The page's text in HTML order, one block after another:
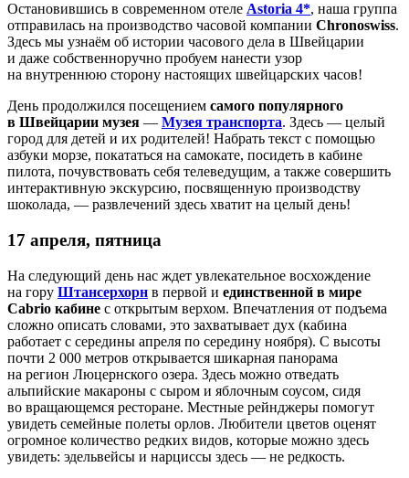
Остановившись в современном отеле Astoria 4*, наша группа
отправилась на производство часовой компании Chronoswiss.
Здесь мы узнаём об истории часового дела в Швейцарии
и даже собственноручно пробуем нанести узор
на внутреннюю сторону настоящих швейцарских часов!
День продолжился посещением самого популярного
в Швейцарии музея — Музея транспорта. Здесь — целый
город для детей и их родителей! Набрать текст с помощью
азбуки морзе, покататься на самокате, посидеть в кабине
пилота, почувствовать себя телеведущим, а также совершить
интерактивную экскурсию, посвященную производству
шоколада, — развлечений здесь хватит на целый день!
17 апреля, пятница
На следующий день нас ждет увлекательное восхождение
на гору Штансерхорн в первой и единственной в мире
Cabrio кабине с открытым верхом. Впечатления от подъема
сложно описать словами, это захватывает дух (кабина
работает с середины апреля по середину ноября). С высоты
почти 2 000 метров открывается шикарная панорама
на регион Люцернского озера. Здесь можно отведать
альпийские макароны с сыром и яблочным соусом, сидя
во вращающемся ресторане. Местные рейнджеры помогут
увидеть семейные полеты орлов. Любители цветов оценят
огромное количество редких видов, которые можно здесь
увидеть: эдельвейсы и нарциссы здесь — не редкость.